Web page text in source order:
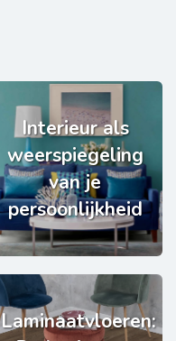
Interieur als
weerspiegeling
van je
persoonlijkheid
Laminaatvloeren: